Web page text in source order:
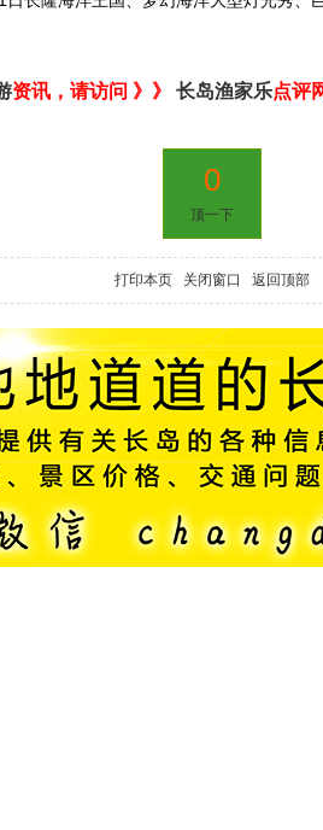
资讯，请访问 》》 长岛渔家乐点评
0
顶一下
打印本页 关闭窗口 返回顶部